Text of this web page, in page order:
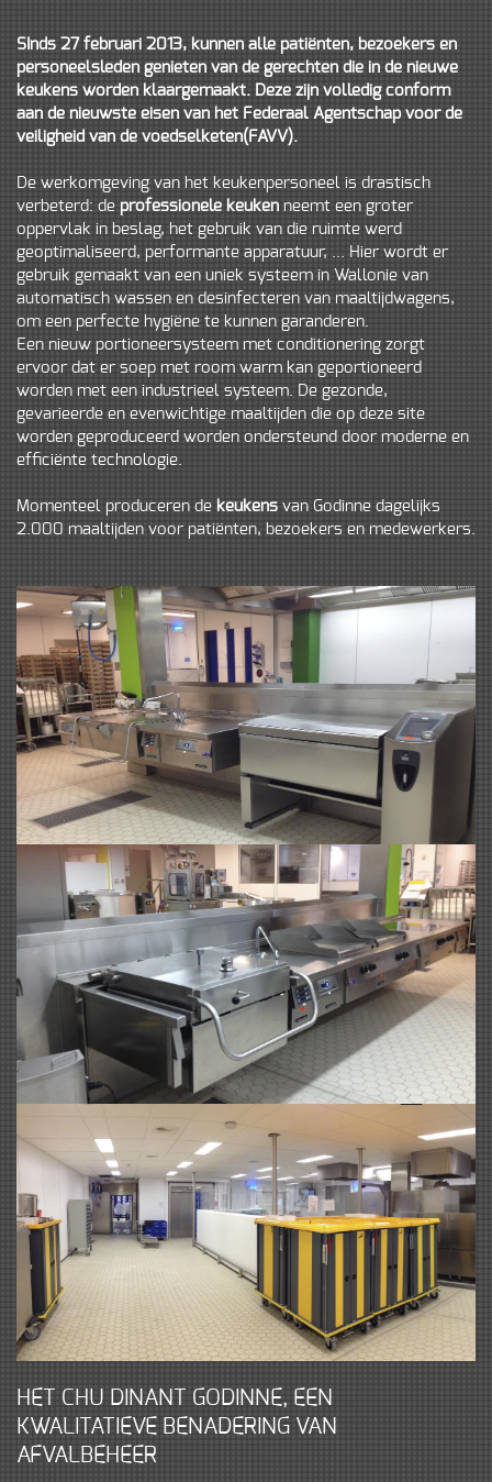
SInds 27 februari 2013, kunnen alle patiënten, bezoekers en
personeelsleden genieten van de gerechten die in de nieuwe
keukens worden klaargemaakt. Deze zijn volledig conform
aan de nieuwste eisen van het Federaal Agentschap voor de
veiligheid van de voedselketen(FAVV).
De werkomgeving van het keukenpersoneel is drastisch
verbeterd: de professionele keuken neemt een groter
oppervlak in beslag, het gebruik van die ruimte werd
geoptimaliseerd, performante apparatuur, ... Hier wordt er
gebruik gemaakt van een uniek systeem in Wallonie van
automatisch wassen en desinfecteren van maaltijdwagens,
om een perfecte hygiëne te kunnen garanderen.
Een nieuw portioneersysteem met conditionering zorgt
ervoor dat er soep met room warm kan geportioneerd
worden met een industrieel systeem. De gezonde,
gevarieerde en evenwichtige maaltijden die op deze site
worden geproduceerd worden ondersteund door moderne en
efficiënte technologie.
Momenteel produceren de keukens van Godinne dagelijks
2.000 maaltijden voor patiënten, bezoekers en medewerkers.
HET CHU DINANT GODINNE, EEN
KWALITATIEVE BENADERING VAN
AFVALBEHEER